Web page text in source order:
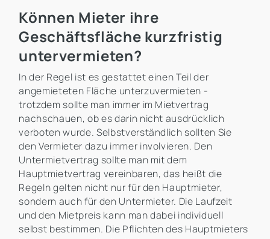
Können Mieter ihre
Geschäftsfläche kurzfristig
untervermieten?
In der Regel ist es gestattet einen Teil der
angemieteten Fläche unterzuvermieten -
trotzdem sollte man immer im Mietvertrag
nachschauen, ob es darin nicht ausdrücklich
verboten wurde. Selbstverständlich sollten Sie
den Vermieter dazu immer involvieren. Den
Untermietvertrag sollte man mit dem
Hauptmietvertrag vereinbaren, das heißt die
Regeln gelten nicht nur für den Hauptmieter,
sondern auch für den Untermieter. Die Laufzeit
und den Mietpreis kann man dabei individuell
selbst bestimmen. Die Pflichten des Hauptmieters